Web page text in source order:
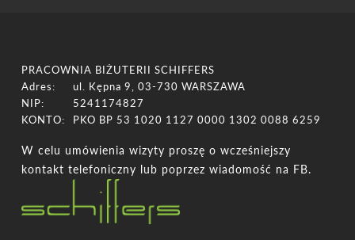
PRACOWNIA BIŻUTERII SCHIFFERS
Adres:
ul. Kępna 9, 03-730 WARSZAWA
NIP:
5241174827
KONTO:
PKO BP 53 1020 1127 0000 1302 0088 6259
W celu umówienia wizyty proszę o wcześniejszy
kontakt telefoniczny lub poprzez wiadomość na FB.